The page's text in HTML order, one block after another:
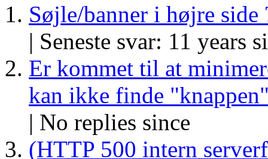
Søjle/banner i højre side
| Seneste svar: 11 years
Er kommet til at
kan ikke finde
| No replies since
(HTTP 500 intern